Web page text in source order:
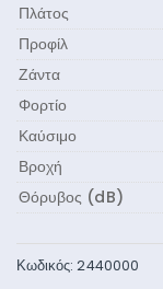
Πλάτος
Προφίλ
Ζάντα
Φορτίο
Καύσιμο
Βροχή
Θόρυβος (dB)
Κωδικός:2440000